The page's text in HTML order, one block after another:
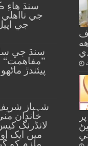
سنڌ هاءِ
جي نااهلي
جي
سنڌ جي
”مفاهمت“
پيئندڙ
شہباز
خاندان
لانڈرنگ
میں ایک
ملزم کو
ف